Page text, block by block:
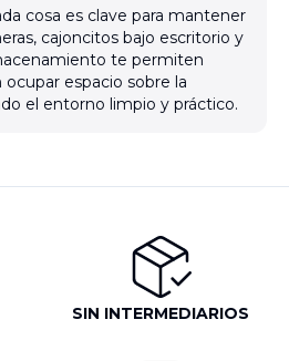
cosa es clave para mantener
cajoncitos bajo escritorio y
te permiten
espacio sobre la
el entorno limpio y práctico.
SIN INTERMEDIARIOS